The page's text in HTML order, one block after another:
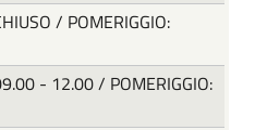
/ POMERIGGIO:
- 12.00 / POMERIGGIO: